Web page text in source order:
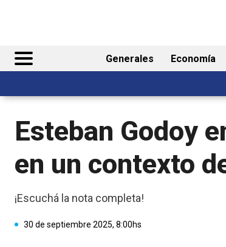
Generales Economía
Esteban Godoy
en un contexto
¡Escuchá la nota completa!
30 de septiembre 2025, 8:00hs